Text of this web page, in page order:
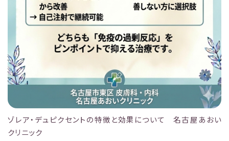
ゾレア・デュピクセントの特徴と効果について 名古屋あおい
クリニック